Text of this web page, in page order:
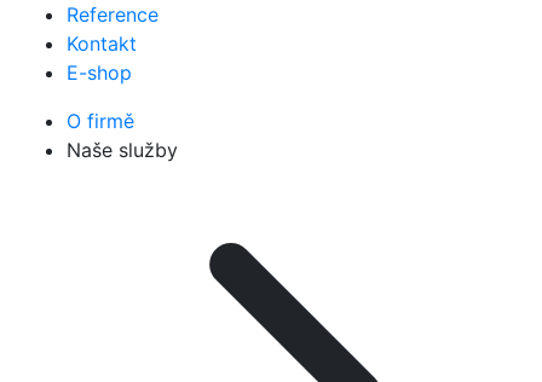
Reference
Kontakt
E-shop
O firmě
Naše služby